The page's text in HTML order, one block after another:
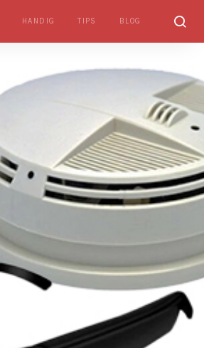
HANDIG TIPS BLOG